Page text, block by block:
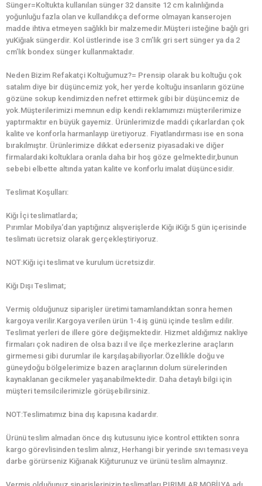
Sünger=Koltukta kullanılan sünger 32 dansite 12 cm kalınlığında
yoğunluğu fazla olan ve kullandıkça deforme olmayan kanserojen
madde ihtiva etmeyen sağlıklı bir malzemedir.Müşteri isteğine bağlı gri
yuKiğıak süngerdir. Kol üstlerinde ise 3 cm’lik gri sert sünger ya da 2
cm’lik bondex sünger kullanmaktadır.
Neden Bizim Refakatçi Koltuğumuz?= Prensip olarak bu koltuğu çok
satalım diye bir düşüncemiz yok, her yerde koltuğu insanların gözüne
gözüne sokup kendimizden nefret ettirmek gibi bir düşüncemiz de
yok.Müşterilerimizi memnun edip kendi reklamımızı müşterilerimize
yaptırmaktır en büyük gayemiz. Ürünlerimizde maddi çıkarlardan çok
kalite ve konforla harmanlayıp üretiyoruz. Fiyatlandırması ise en sona
bırakılmıştır. Ürünlerimize dikkat ederseniz piyasadaki ve diğer
firmalardaki koltuklara oranla daha bir hoş göze gelmektedir,bunun
sebebi elbette altında yatan kalite ve konforlu imalat düşüncesidir.
Teslimat Koşulları:
Kiğı İçi teslimatlarda;
Pırımlar Mobilya‘dan yaptığınız alışverişlerde Kiğı iKiğı 5 gün içerisinde
teslimatı ücretsiz olarak gerçekleştiriyoruz.
NOT:Kiğı içi teslimat ve kurulum ücretsizdir.
Kiğı Dışı Teslimat;
Vermiş olduğunuz siparişler üretimi tamamlandıktan sonra hemen
kargoya verilir.Kargoya verilen ürün 1-4 iş günü içinde teslim edilir.
Teslimat yerleri de illere göre değişmektedir. Hizmet aldığımız nakliye
firmaları çok nadiren de olsa bazı il ve ilçe merkezlerine araçların
girmemesi gibi durumlar ile karşılaşabiliyorlar.Özellikle doğu ve
güneydoğu bölgelerimize bazen araçlarının dolum sürelerinden
kaynaklanan gecikmeler yaşanabilmektedir. Daha detaylı bilgi için
müşteri temsilcilerimizle görüşebilirsiniz.
NOT:Teslimatımız bina dış kapısına kadardır.
Ürünü teslim almadan önce dış kutusunu iyice kontrol ettikten sonra
kargo görevlisinden teslim alınız, Herhangi bir yerinde sıvı teması veya
darbe görürseniz Kiğıanak Kiğıturunuz ve ürünü teslim almayınız.